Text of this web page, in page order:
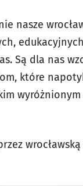
nasze
Są dla nas
które